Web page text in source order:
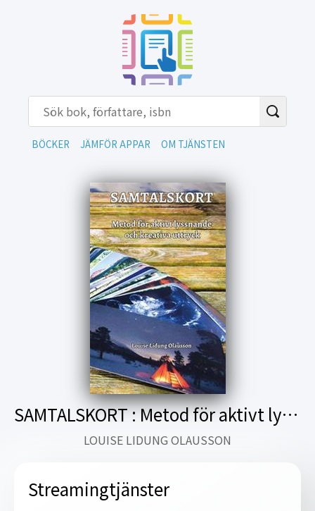
BÖCKER JÄMFÖR APPAR OM TJÄNSTEN
SAMTALSKORT : Metod för aktivt lyssnande och kreativa uttryck
LOUISE LIDUNG OLAUSSON
Streamingtjänster